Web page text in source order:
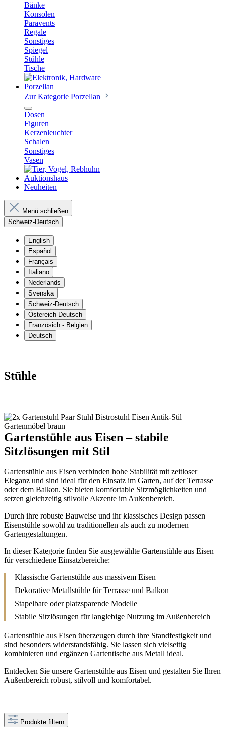
Bänke
Konsolen
Paravents
Regale
Sonstiges
Spiegel
Stühle
Tische
Porzellan
Zur Kategorie Porzellan
Dosen
Figuren
Kerzenleuchter
Schalen
Sonstiges
Vasen
Auktionshaus
Neuheiten
Menü schließen
Schweiz-Deutsch
English
Español
Français
Italiano
Nederlands
Svenska
Schweiz-Deutsch
Östereich-Deutsch
Französich - Belgien
Deutsch
Stühle
Gartenstühle aus Eisen – stabile
Sitzlösungen mit Stil
Gartenstühle aus Eisen verbinden hohe Stabilität mit zeitloser
Eleganz und sind ideal für den Einsatz im Garten, auf der Terrasse
oder dem Balkon. Sie bieten komfortable Sitzmöglichkeiten und
setzen gleichzeitig stilvolle Akzente im Außenbereich.
Durch ihre robuste Bauweise und ihr klassisches Design passen
Eisenstühle sowohl zu traditionellen als auch zu modernen
Gartengestaltungen.
In dieser Kategorie finden Sie ausgewählte Gartenstühle aus Eisen
für verschiedene Einsatzbereiche:
Klassische Gartenstühle aus massivem Eisen
Dekorative Metallstühle für Terrasse und Balkon
Stapelbare oder platzsparende Modelle
Stabile Sitzlösungen für langlebige Nutzung im Außenbereich
Gartenstühle aus Eisen überzeugen durch ihre Standfestigkeit und
sind besonders widerstandsfähig. Sie lassen sich vielseitig
kombinieren und ergänzen Gartentische aus Metall ideal.
Entdecken Sie unsere Gartenstühle aus Eisen und gestalten Sie Ihren
Außenbereich robust, stilvoll und komfortabel.
Produkte filtern